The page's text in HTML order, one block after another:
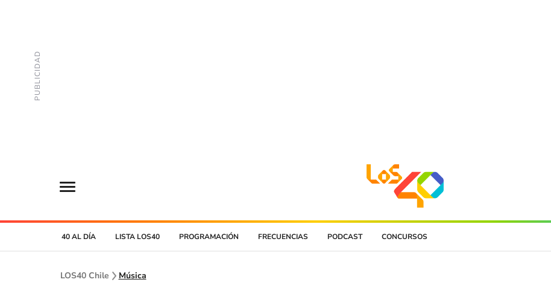
40 AL DÍA LISTA LOS40 PROGRAMACIÓN FRECUENCIAS PODCAST CONCURSOS
LOS40 Chile Música